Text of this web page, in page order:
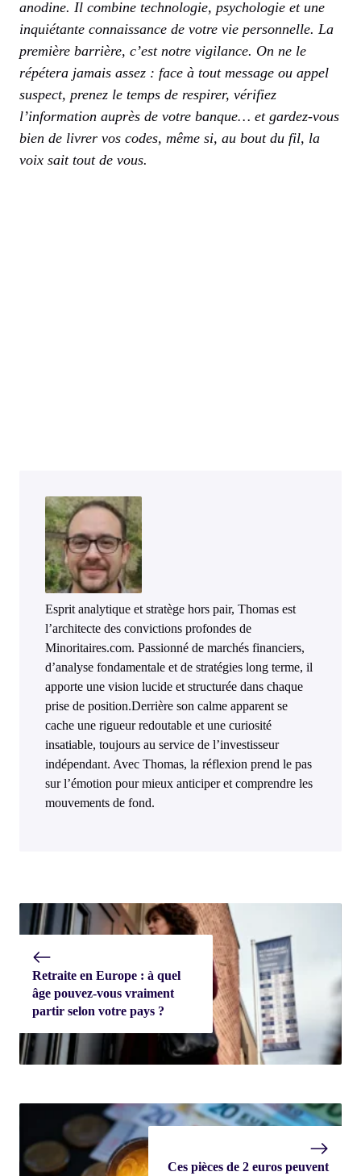
anodine. Il combine technologie, psychologie et une
inquiétante connaissance de votre vie personnelle. La
première barrière, c’est notre vigilance. On ne le
répétera jamais assez : face à tout message ou appel
suspect, prenez le temps de respirer, vérifiez
l’information auprès de votre banque… et gardez-vous
bien de livrer vos codes, même si, au bout du fil, la
voix sait tout de vous.
Esprit analytique et stratège hors pair, Thomas est
l’architecte des convictions profondes de
Minoritaires.com. Passionné de marchés financiers,
d’analyse fondamentale et de stratégies long terme, il
apporte une vision lucide et structurée dans chaque
prise de position.Derrière son calme apparent se
cache une rigueur redoutable et une curiosité
insatiable, toujours au service de l’investisseur
indépendant. Avec Thomas, la réflexion prend le pas
sur l’émotion pour mieux anticiper et comprendre les
mouvements de fond.
Retraite en Europe : à quel
âge pouvez-vous vraiment
partir selon votre pays ?
Ces pièces de 2 euros peuvent